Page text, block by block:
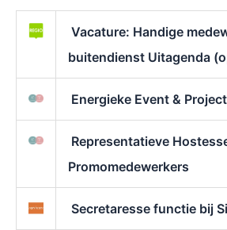
Vacature: Handige
buitendienst Uitagenda
Energieke Event &
Representatieve
Promomedewerkers
Secretaresse functie bij